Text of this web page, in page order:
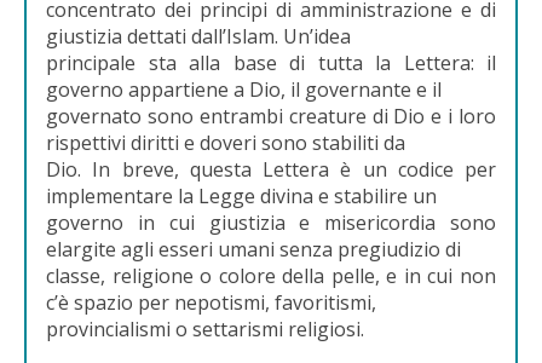
concentrato dei principi di amministrazione e di
giustizia dettati dall’Islam. Un’idea
principale sta alla base di tutta la Lettera: il
governo appartiene a Dio, il governante e il
governato sono entrambi creature di Dio e i loro
rispettivi diritti e doveri sono stabiliti da
Dio. In breve, questa Lettera è un codice per
implementare la Legge divina e stabilire un
governo in cui giustizia e misericordia sono
elargite agli esseri umani senza pregiudizio di
classe, religione o colore della pelle, e in cui non
c’è spazio per nepotismi, favoritismi,
provincialismi o settarismi religiosi.